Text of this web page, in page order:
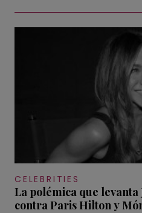
CELEBRITIES
La polémica que
contra Paris Hilton y